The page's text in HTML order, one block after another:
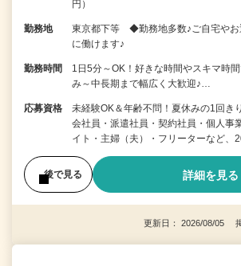
円）
勤務地
東京都下等 ◆勤務地多数♪ご自宅やお
に働けます♪
勤務時間
1日5分～OK！好きな時間やスキマ時
み～中長期まで幅広く大歓迎♪…
応募資格
未経験OK＆年齢不問！夏休みの1回き
会社員・派遣社員・契約社員・個人事
イト・主婦（夫）・フリーターなど、
後で見る 詳細を見る
更新日： 2026/08/05